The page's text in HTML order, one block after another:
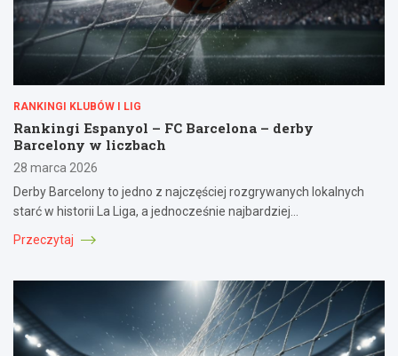
RANKINGI KLUBÓW I LIG
Rankingi Espanyol – FC Barcelona – derby
Barcelony w liczbach
28 marca 2026
Derby Barcelony to jedno z najczęściej rozgrywanych lokalnych
starć w historii La Liga, a jednocześnie najbardziej…
Przeczytaj